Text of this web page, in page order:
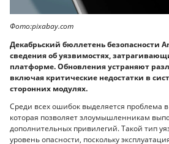
Фото:pixabay.com
Декабрьский бюллетень безопасности
сведения об уязвимостях,
платформе. Обновления устраняют
включая критические недостатки в
сторонних модулях.
Среди всех ошибок выделяется проблема
которая позволяет злоумышленникам
дополнительных привилегий. Такой тип
уровень опасности, поскольку